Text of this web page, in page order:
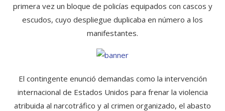
primera vez un bloque de policías equipados con cascos y
escudos, cuyo despliegue duplicaba en número a los
manifestantes.
El contingente enunció demandas como la intervención
internacional de Estados Unidos para frenar la violencia
atribuida al narcotráfico y al crimen organizado, el abasto